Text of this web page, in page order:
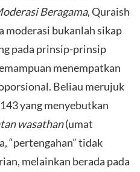
Beragama, Quraish
moderasi bukanlah sikap
pada prinsip-prinsip
menempatkan
Beliau merujuk
yang menyebutkan
wasathan(umat
“pertengahan” tidak
melainkan berada pada